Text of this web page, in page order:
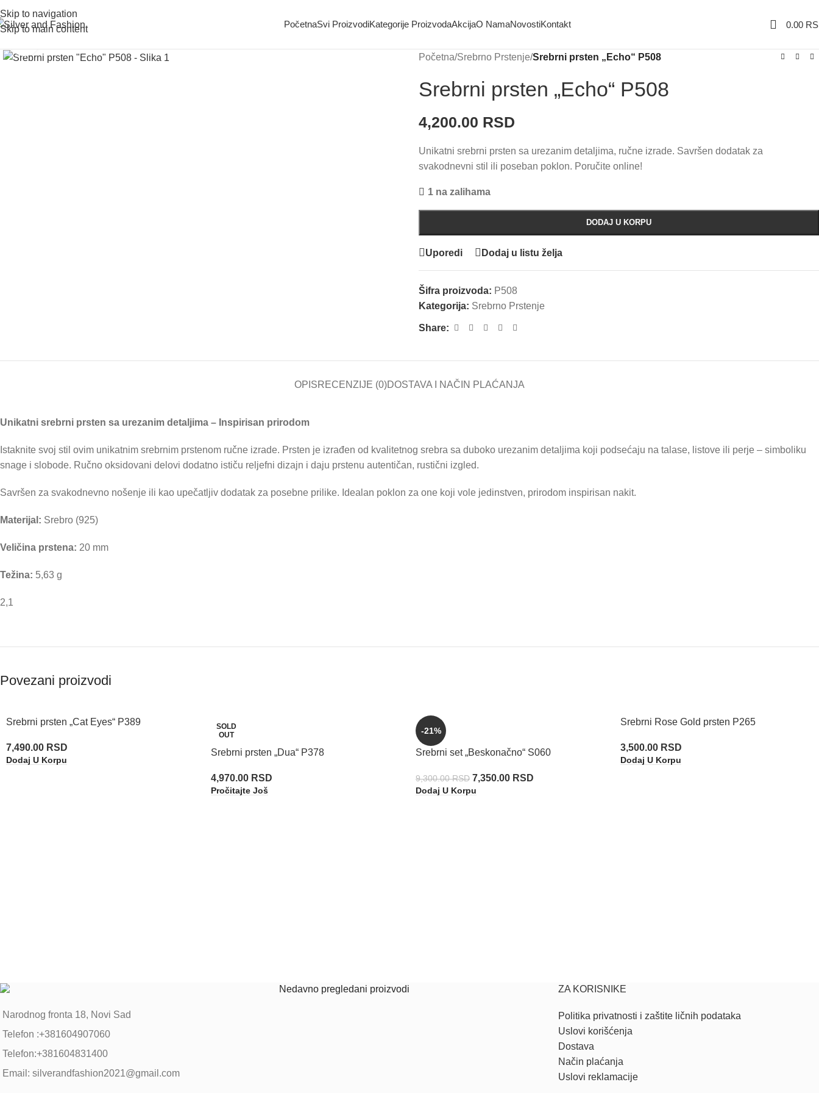
Skip to navigation
Skip to main content
PočetnaSvi ProizvodiKategorije ProizvodaAkcijaO NamaNovostiKontakt 0.00
Početna/Srebrno Prstenje/Srebrni prsten „Echo“ P508
Srebrni prsten „Echo“ P508
4,200.00 RSD
Unikatni srebrni prsten sa urezanim detaljima, ručne izrade. Savršen dodatak za
svakodnevni stil ili poseban poklon. Poručite online!
1 na zalihama
DODAJ U KORPU
Uporedi Dodaj u listu želja
Šifra proizvoda: P508
Kategorija: Srebrno Prstenje
Share:
OPISRECENZIJE (0)DOSTAVA I NAČIN PLAĆANJA
Unikatni srebrni prsten sa urezanim detaljima – Inspirisan prirodom
Istaknite svoj stil ovim unikatnim srebrnim prstenom ručne izrade. Prsten je izrađen od kvalitetnog srebra sa duboko urezanim detaljima koji podsećaju na talase, listove ili perje – simboliku
snage i slobode. Ručno oksidovani delovi dodatno ističu reljefni dizajn i daju prstenu autentičan, rustični izgled.
Savršen za svakodnevno nošenje ili kao upečatljiv dodatak za posebne prilike. Idealan poklon za one koji vole jedinstven, prirodom inspirisan nakit.
Materijal: Srebro (925)
Veličina prstena: 20 mm
Težina: 5,63 g
2,1
Povezani proizvodi
Srebrni prsten „Cat Eyes“ P389
7,490.00 RSD
Dodaj U Korpu
SOLD
OUT
Srebrni prsten „Dua“ P378
4,970.00 RSD
Pročitajte Još
-21%
Srebrni set „Beskonačno“ S060
9,300.00RSD 7,350.00 RSD
Dodaj U Korpu
Srebrni Rose Gold prsten P265
3,500.00 RSD
Dodaj U Korpu
Narodnog fronta 18, Novi Sad
Telefon :+381604907060
Telefon:+381604831400
Email: silverandfashion2021@gmail.com
Nedavno pregledani proizvodi ZA KORISNIKE
Politika privatnosti i zaštite ličnih podataka
Uslovi korišćenja
Dostava
Način plaćanja
Uslovi reklamacije